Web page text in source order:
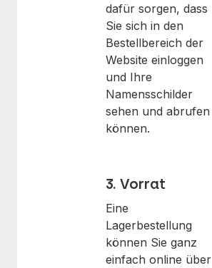
dafür sorgen, dass
Sie sich in den
Bestellbereich der
Website einloggen
und Ihre
Namensschilder
sehen und abrufen
können.
3. Vorrat
Eine
Lagerbestellung
können Sie ganz
einfach online über